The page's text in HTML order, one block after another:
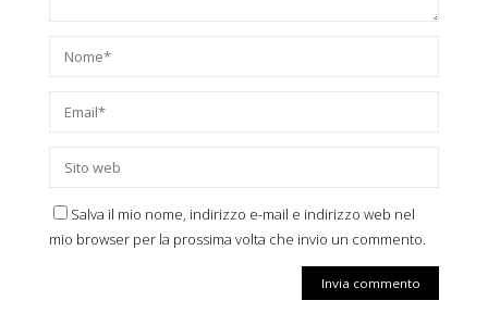
Salva il mio nome, indirizzo e-mail e indirizzo web nel
mio browser per la prossima volta che invio un commento.